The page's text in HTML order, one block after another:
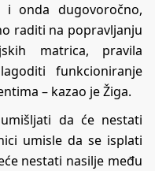
onda dugovoročno,
raditi na popravljanju
matrica, pravila
funkcioniranje
– kazao je Žiga.
da će nestati
umisle da se isplati
nestati nasilje među